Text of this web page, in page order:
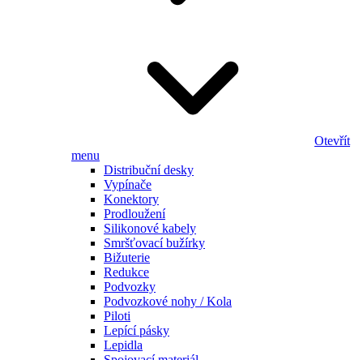
Otevřít
menu
Distribuční desky
Vypínače
Konektory
Prodloužení
Silikonové kabely
Smršťovací bužírky
Bižuterie
Redukce
Podvozky
Podvozkové nohy / Kola
Piloti
Lepící pásky
Lepidla